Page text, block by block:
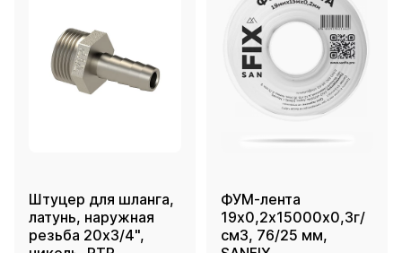
Штуцер для шланга,
латунь, наружная
резьба 20х3/4",
ФУМ-лента
19х0,2х15000х0,3г/
см3, 76/25 мм,